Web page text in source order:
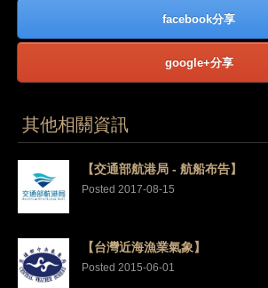
facebook分享
google+分享
其他相關資訊
【交通部航港局 - 航船布告】
Posted 2017-08-15
【台灣近海漁業氣象】
Posted 2015-06-01